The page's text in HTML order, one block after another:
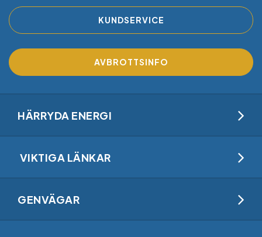
KUNDSERVICE
AVBROTTSINFO
HÄRRYDA ENERGI
VIKTIGA LÄNKAR
GENVÄGAR